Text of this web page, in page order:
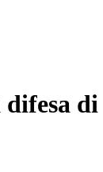
difesa